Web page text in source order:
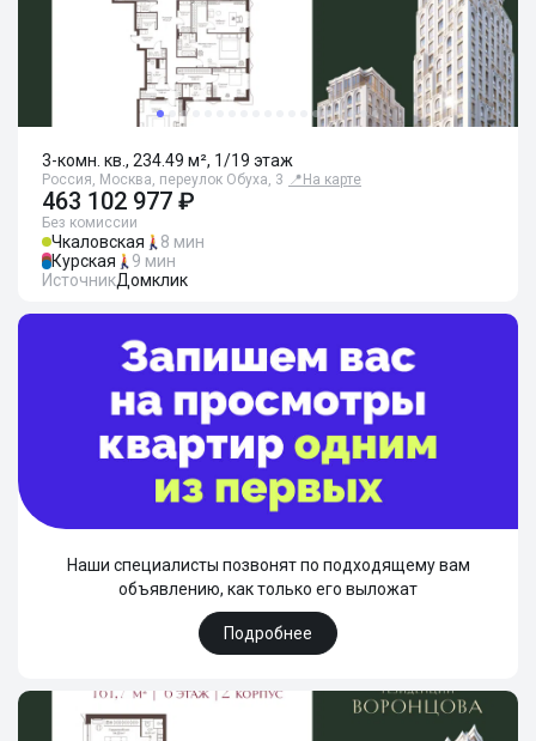
3-комн. кв., 234.49 м², 1/19 этаж
Россия, Москва, переулок Обуха, 3 📍 На карте
463 102 977 ₽
Без комиссии
Чкаловская
8 мин
Курская
9 мин
ИсточникДомклик
Наши специалисты позвонят по подходящему вам
объявлению, как только его выложат
Подробнее